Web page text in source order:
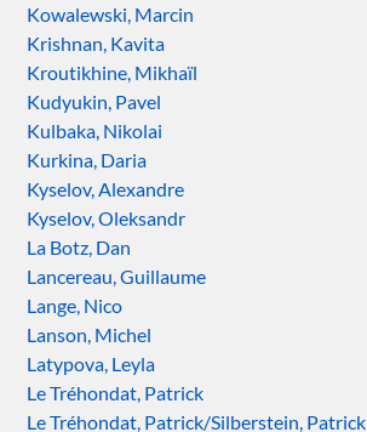
Kowalewski, Marcin
Krishnan, Kavita
Kroutikhine, Mikhaïl
Kudyukin, Pavel
Kulbaka, Nikolai
Kurkina, Daria
Kyselov, Alexandre
Kyselov, Oleksandr
La Botz, Dan
Lancereau, Guillaume
Lange, Nico
Lanson, Michel
Latypova, Leyla
Le Tréhondat, Patrick
Le Tréhondat, Patrick/Silberstein, Patrick